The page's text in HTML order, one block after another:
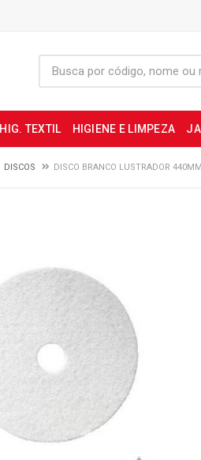
HIG. TEXTIL HIGIENE E LIMPEZA
DISCOS DISCO BRANCO LUSTRADOR